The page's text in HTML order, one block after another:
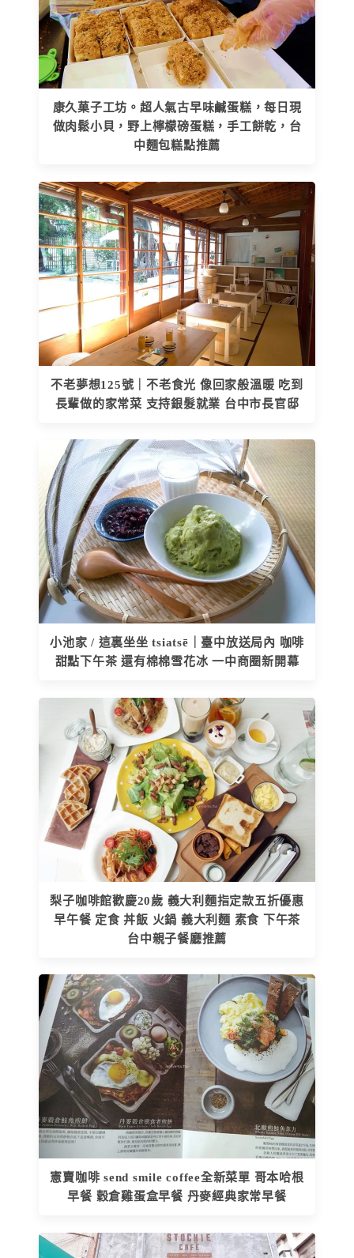
康久菓子工坊。超人氣古早味鹹蛋糕，每日現
做肉鬆小貝，野上檸檬磅蛋糕，手工餅乾，台
中麵包糕點推薦
不老夢想125號｜不老食光 像回家般溫暖 吃到
長輩做的家常菜 支持銀髮就業 台中市長官邸
小池家 / 這裏坐坐 tsiatsē｜臺中放送局內 咖啡
甜點下午茶 還有棉棉雪花冰 一中商圈新開幕
梨子咖啡館歡慶20歲 義大利麵指定款五折優惠
早午餐 定食 丼飯 火鍋 義大利麵 素食 下午茶
台中親子餐廳推薦
憲賣咖啡 send smile coffee全新菜單 哥本哈根
早餐 穀倉雞蛋盒早餐 丹麥經典家常早餐